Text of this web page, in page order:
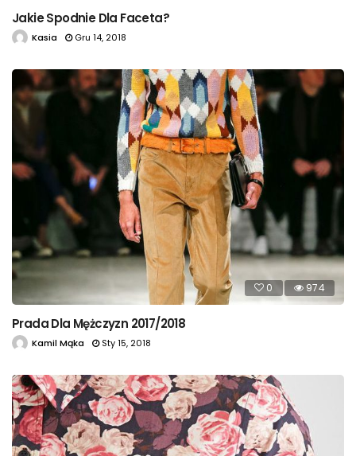
Jakie Spodnie Dla Faceta?
Kasia Gru 14, 2018
0 974
Prada Dla Mężczyzn 2017/2018
Kamil Mąka Sty 15, 2018